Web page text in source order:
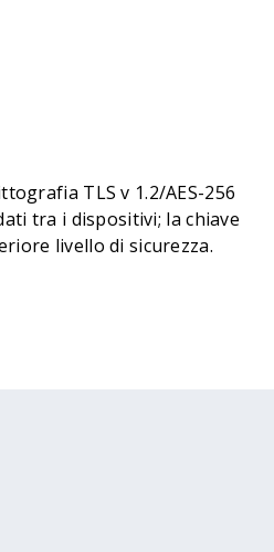
TLS v 1.2/AES-256
tra i dispositivi; la chiave
livello di sicurezza.